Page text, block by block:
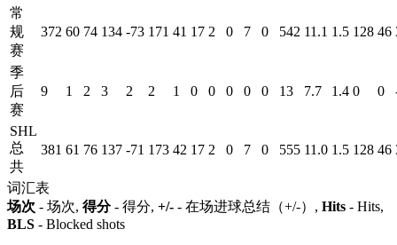
常
规
赛
372 60 74 134 -73 171 41 17 2 0 7 0 542 11.1 1.5 128 46
季
后
赛
9 1 2 3 2 2 1 0 0 0 0 0 13 7.7 1.4 0 0
SHL
总
共
381 61 76 137 -71 173 42 17 2 0 7 0 555 11.0 1.5 128 46
词汇表
场次 - 场次, 得分- 得分, +/- - 在场进球总结（+/-）, Hits - Hits,
BLS - Blocked shots